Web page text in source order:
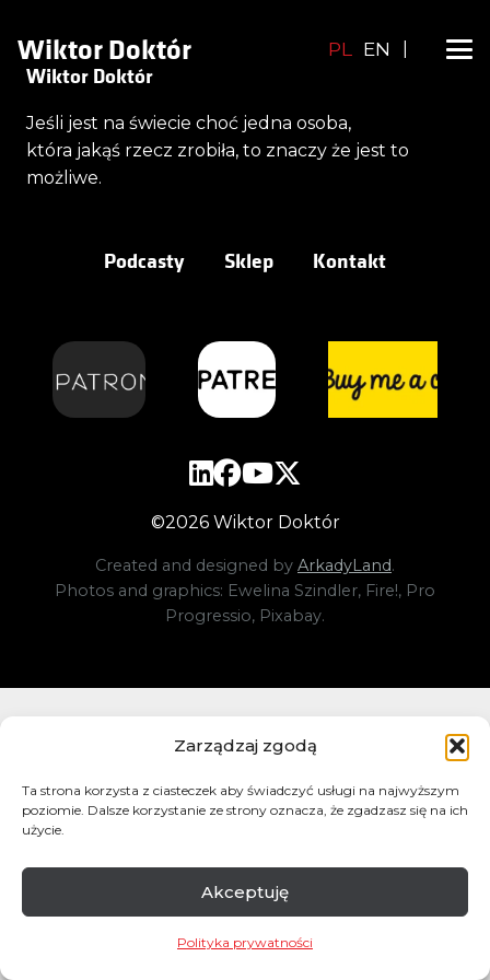
Zarządzaj zgodą
Ta strona korzysta z ciasteczek aby świadczyć usługi na najwyższym
poziomie. Dalsze korzystanie ze strony oznacza, że zgadzasz się na ich
użycie.
Akceptuję
Polityka prywatności
Wiktor Doktór PL EN
Wiktor Doktór
Jeśli jest na świecie choć jedna osoba,
która jakąś rzecz zrobiła, to znaczy że jest to
możliwe.
Podcasty Sklep Kontakt
©2026Wiktor Doktór
Created and designed by ArkadyLand.
Photos and graphics: Ewelina Szindler, Fire!, Pro
Progressio, Pixabay.